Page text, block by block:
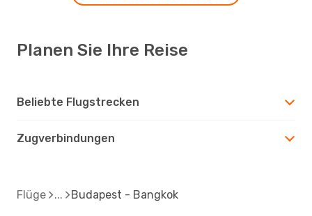
Planen Sie Ihre Reise
Beliebte Flugstrecken
Zugverbindungen
Flüge Budapest - Bangkok